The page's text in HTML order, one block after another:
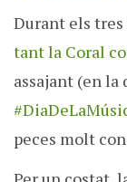
Durant els
tant la Coral
assajant (en
peces molt